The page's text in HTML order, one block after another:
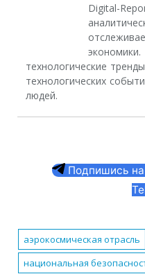
Digital-
технологические
технологических
людей.
Подпишись на
аэрокосмическая отрасль
национальная